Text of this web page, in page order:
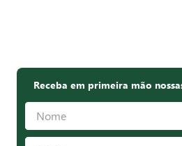
Receba em primeira mão